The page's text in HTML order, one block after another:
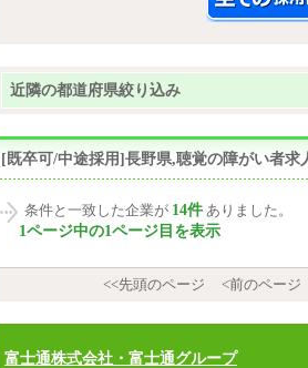
近隣の都道府県絞り込み
[既卒可/中途採用]長野県,聴覚の障がい者求
条件と一致した企業が 14件 ありました。
1ページ中の1ページ目を表示
<<先頭のページ
<前のページ
富士通株式会社・富士通グループ